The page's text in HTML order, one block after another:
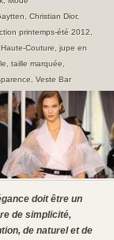
Christian Dior,
printemps-été 2012
Haute-Couture
jupe en
taille marquée
Veste Bar
doit être un
de simplicité,
de naturel et de